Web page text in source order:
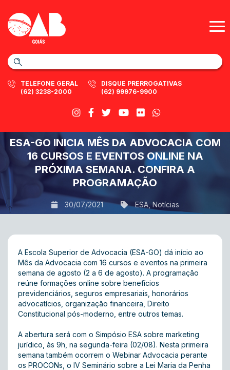
TELEFONE GERAL
(62) 3238-2000
DISQUE PRERROGATIVAS
(62) 99976-9900
ESA-GO INICIA MÊS DA ADVOCACIA COM
16 CURSOS E EVENTOS ONLINE NA
PRÓXIMA SEMANA. CONFIRA A
PROGRAMAÇÃO
30/07/2021 ESA, Notícias
A Escola Superior de Advocacia (ESA-GO) dá início ao
Mês da Advocacia com 16 cursos e eventos na primeira
semana de agosto (2 a 6 de agosto). A programação
reúne formações online sobre benefícios
previdenciários, seguros empresariais, honorários
advocatícios, organização financeira, Direito
Constitucional pós-moderno, entre outros temas.
A abertura será com o Simpósio ESA sobre marketing
jurídico, às 9h, na segunda-feira (02/08). Nesta primeira
semana também ocorrem o Webinar Advocacia perante
os PROCONs, o IV Seminário sobre a Lei Maria da Penha